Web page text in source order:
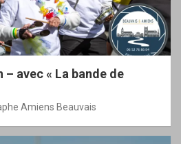
– avec « La bande de
Amiens Beauvais